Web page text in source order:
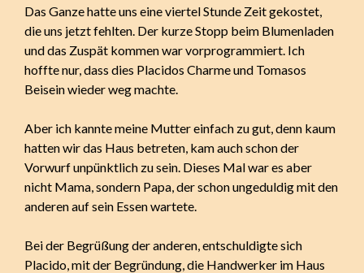
Das Ganze hatte uns eine viertel Stunde Zeit gekostet,
die uns jetzt fehlten. Der kurze Stopp beim Blumenladen
und das Zuspät kommen war vorprogrammiert. Ich
hoffte nur, dass dies Placidos Charme und Tomasos
Beisein wieder weg machte.
Aber ich kannte meine Mutter einfach zu gut, denn kaum
hatten wir das Haus betreten, kam auch schon der
Vorwurf unpünktlich zu sein. Dieses Mal war es aber
nicht Mama, sondern Papa, der schon ungeduldig mit den
anderen auf sein Essen wartete.
Bei der Begrüßung der anderen, entschuldigte sich
Placido, mit der Begründung, die Handwerker im Haus